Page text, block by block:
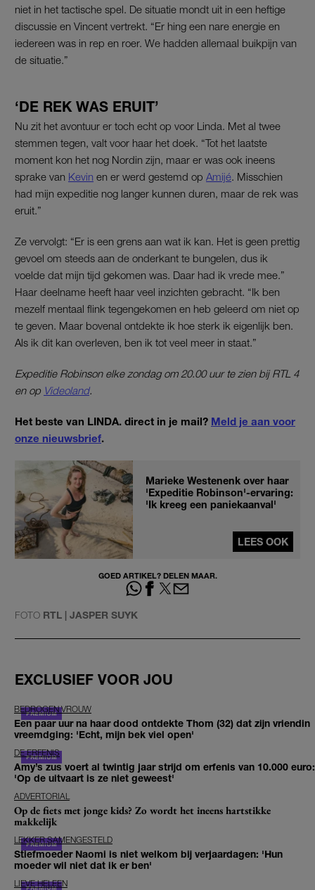
niet in het tactische spel. De situatie mondt uit in een heftige
discussie en Vincent vertrekt. “Er hing een nare energie en
iedereen was in rep en roer. We hadden allemaal buikpijn van
de situatie.”
‘DE REK WAS ERUIT’
Nu zit het avontuur er toch echt op voor Linda. Met al twee
stemmen tegen, valt voor haar het doek. “Tot het laatste
moment kon het nog Nordin zijn, maar er was ook ineens
sprake van Kevin en er werd gestemd op Amijé . Misschien
had mijn expeditie nog langer kunnen duren, maar de rek was
eruit.”
Ze vervolgt: “Er is een grens aan wat ik kan. Het is geen prettig
gevoel om steeds aan de onderkant te bungelen, dus ik
voelde dat mijn tijd gekomen was. Daar had ik vrede mee.”
Haar deelname heeft haar veel inzichten gebracht. “Ik ben
mezelf mentaal flink tegengekomen en heb geleerd om niet op
te geven. Maar bovenal ontdekte ik hoe sterk ik eigenlijk ben.
Als ik dit kan overleven, ben ik tot veel meer in staat.”
Expeditie Robinson elke zondag om 20.00 uur te zien bij RTL 4
en op Videoland.
Het beste van LINDA. direct in je mail? Meld je aan voor
onze nieuwsbrief.
Marieke Westenenk over haar
'Expeditie Robinson'-ervaring:
'Ik kreeg een paniekaanval'
LEES OOK
GOED ARTIKEL? DELEN MAAR.
FOTO RTL | JASPER SUYK
EXCLUSIEF VOOR JOU
BEDROGEN VROUW
Een paar uur na haar dood ontdekte Thom (32) dat zijn vriendin
vreemdging: 'Echt, mijn bek viel open'
DE ERFENIS
Amy’s zus voert al twintig jaar strijd om erfenis van 10.000 euro:
'Op de uitvaart is ze niet geweest'
ADVERTORIAL
Op de fiets met jonge kids? Zo wordt het ineens hartstikke
makkelijk
LEKKER SAMENGESTELD
Stiefmoeder Naomi is niet welkom bij verjaardagen: 'Hun
moeder wil niet dat ik er ben'
LIEVE HELEEN